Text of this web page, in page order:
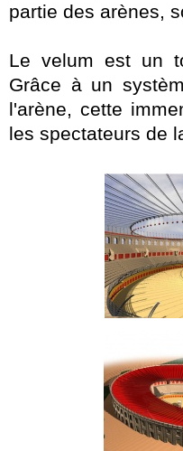
partie des arènes,
Le velum est un
Grâce à un
l'arène, cette
les spectateurs de